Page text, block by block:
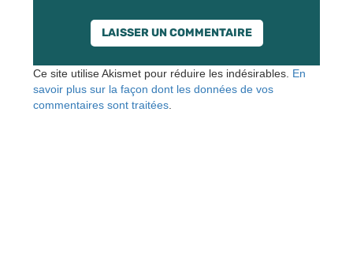
Ce site utilise Akismet pour réduire les indésirables. En
savoir plus sur la façon dont les données de vos
commentaires sont traitées